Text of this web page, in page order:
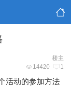
楼主
14420 1
活动的参加方法